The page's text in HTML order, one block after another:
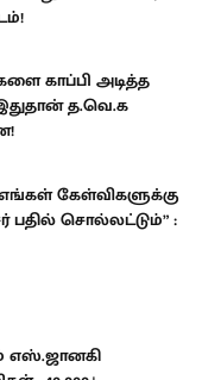
காப்பி அடித்த
த.வெ.க
கேள்விகளுக்கு
பதில் சொல்லட்டும்” :
எஸ்.ஜானகி